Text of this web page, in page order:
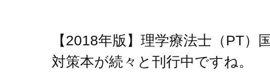
【2018年版】理学療法士（PT）
対策本が続々と刊行中ですね。